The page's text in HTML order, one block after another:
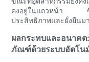
คงอยู่ในแถวหน้า ซึ่ง
ประสิทธิภาพและยั่งยืนม
ผลกระทบและอนาค
ภัณฑ์ด้วยระบบอัตโน